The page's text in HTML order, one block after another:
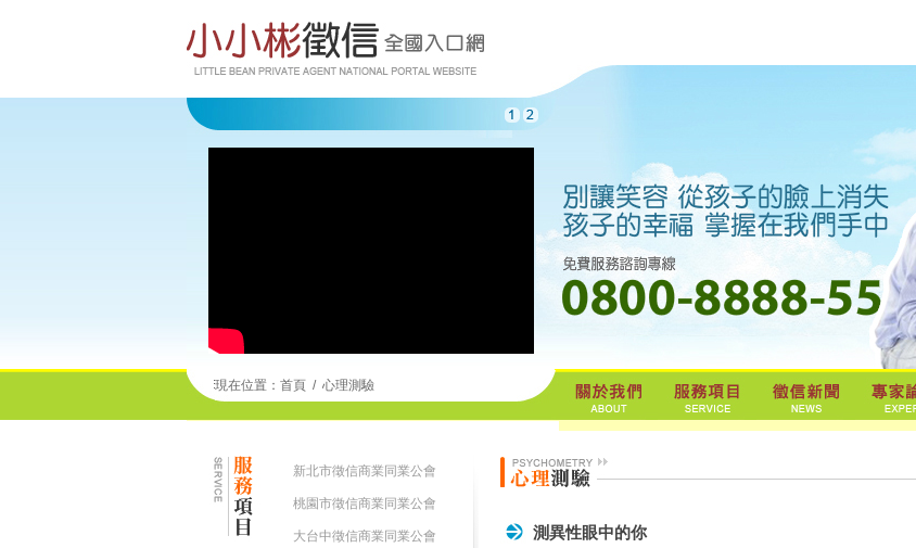
現在位置： 首頁 / 心理測驗
新北市徵信商業同業公會
桃園市徵信商業同業公會
大台中徵信商業同業公會 測異性眼中的你